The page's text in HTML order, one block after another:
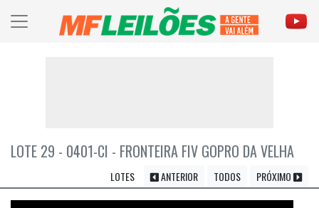
LOTE 29 - 0401-CI - FRONTEIRA FIV GOPRO DA VELHA
LOTES ANTERIOR TODOS PRÓXIMO